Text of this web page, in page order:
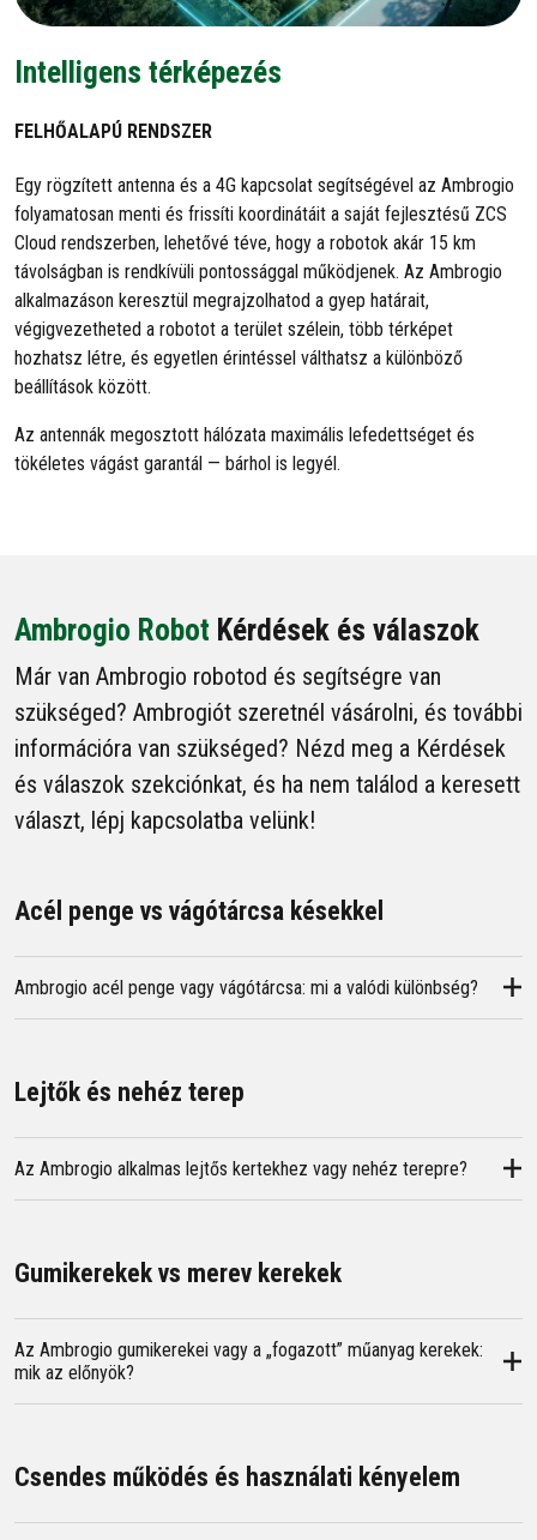
Intelligens térképezés
FELHŐALAPÚ RENDSZER
Egy rögzített antenna és a 4G kapcsolat segítségével az Ambrogio
folyamatosan menti és frissíti koordinátáit a saját fejlesztésű ZCS
Cloud rendszerben, lehetővé téve, hogy a robotok akár 15 km
távolságban is rendkívüli pontossággal működjenek. Az Ambrogio
alkalmazáson keresztül megrajzolhatod a gyep határait,
végigvezetheted a robotot a terület szélein, több térképet
hozhatsz létre, és egyetlen érintéssel válthatsz a különböző
beállítások között.
Az antennák megosztott hálózata maximális lefedettséget és
tökéletes vágást garantál — bárhol is legyél.
Ambrogio Robot Kérdések és válaszok
Már van Ambrogio robotod és segítségre van
szükséged? Ambrogiót szeretnél vásárolni, és további
információra van szükséged? Nézd meg a Kérdések
és válaszok szekciónkat, és ha nem találod a keresett
választ, lépj kapcsolatba velünk!
Acél penge vs vágótárcsa késekkel
Ambrogio acél penge vagy vágótárcsa: mi a valódi különbség?
Lejtők és nehéz terep
Az Ambrogio alkalmas lejtős kertekhez vagy nehéz terepre?
Gumikerekek vs merev kerekek
Az Ambrogio gumikerekei vagy a „fogazott” műanyag kerekek:
mik az előnyök?
Csendes működés és használati kényelem